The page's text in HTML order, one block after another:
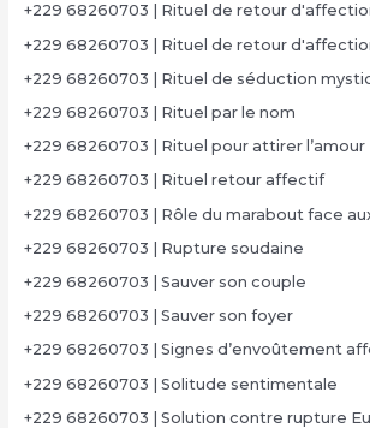
+229 68260703 | Rituel de retour
+229 68260703 | Rituel de retour
+229 68260703 | Rituel de séduction
+229 68260703 | Rituel par le nom
+229 68260703 | Rituel pour attirer l’amour
+229 68260703 | Rituel retour affectif
+229 68260703 | Rôle du marabout face
+229 68260703 | Rupture soudaine
+229 68260703 | Sauver son couple
+229 68260703 | Sauver son foyer
+229 68260703 | Signes d’envoûtement
+229 68260703 | Solitude sentimentale
+229 68260703 | Solution contre rupture